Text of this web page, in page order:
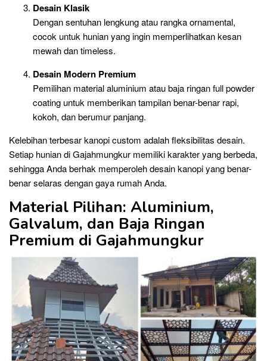
Desain Klasik
Dengan sentuhan lengkung atau rangka ornamental,
cocok untuk hunian yang ingin memperlihatkan kesan
mewah dan timeless.
Desain Modern Premium
Pemilihan material aluminium atau baja ringan full powder
coating untuk memberikan tampilan benar-benar rapi,
kokoh, dan berumur panjang.
Kelebihan terbesar kanopi custom adalah fleksibilitas desain.
Setiap hunian di Gajahmungkur memiliki karakter yang berbeda,
sehingga Anda berhak memperoleh desain kanopi yang benar-
benar selaras dengan gaya rumah Anda.
Material Pilihan: Aluminium,
Galvalum, dan Baja Ringan
Premium di Gajahmungkur